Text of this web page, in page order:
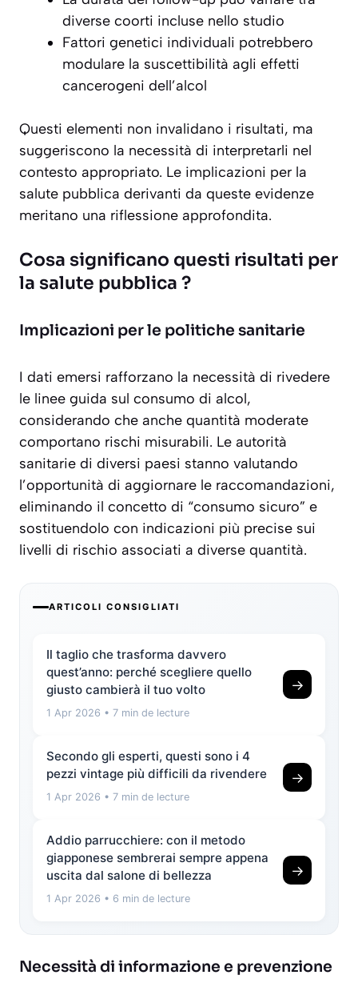
diverse coorti incluse nello studio
Fattori genetici individuali potrebbero
modulare la suscettibilità agli effetti
cancerogeni dell’alcol
Questi elementi non invalidano i risultati, ma
suggeriscono la necessità di interpretarli nel
contesto appropriato. Le implicazioni per la
salute pubblica derivanti da queste evidenze
meritano una riflessione approfondita.
Cosa significano questi risultati per
la salute pubblica ?
Implicazioni per le politiche sanitarie
I dati emersi rafforzano la necessità di rivedere
le linee guida sul consumo di alcol,
considerando che anche quantità moderate
comportano rischi misurabili. Le autorità
sanitarie di diversi paesi stanno valutando
l’opportunità di aggiornare le raccomandazioni,
eliminando il concetto di “consumo sicuro” e
sostituendolo con indicazioni più precise sui
livelli di rischio associati a diverse quantità.
ARTICOLI CONSIGLIATI
Il taglio che trasforma davvero
quest’anno: perché scegliere quello
giusto cambierà il tuo volto
1 Apr 2026 • 7 min de lecture
→
Secondo gli esperti, questi sono i 4
pezzi vintage più difficili da rivendere
1 Apr 2026 • 7 min de lecture
→
Addio parrucchiere: con il metodo
giapponese sembrerai sempre appena
uscita dal salone di bellezza
1 Apr 2026 • 6 min de lecture
→
Necessità di informazione e prevenzione